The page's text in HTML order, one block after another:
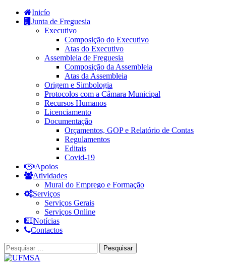
Inicío
Junta de Freguesia
Executivo
Composição do Executivo
Atas do Executivo
Assembleia de Freguesia
Composição da Assembleia
Atas da Assembleia
Origem e Simbologia
Protocolos com a Câmara Municipal
Recursos Humanos
Licenciamento
Documentação
Orçamentos, GOP e Relatório de Contas
Regulamentos
Editais
Covid-19
Apoios
Atividades
Mural do Emprego e Formação
Serviços
Serviços Gerais
Serviços Online
Notícias
Contactos
Pesquisar
por: